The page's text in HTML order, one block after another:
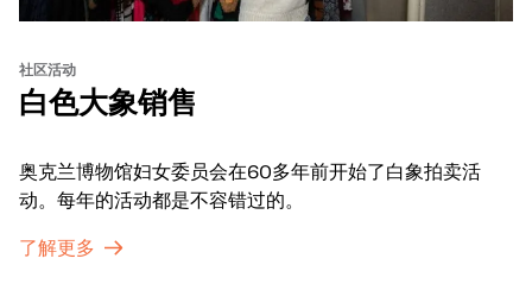
社区活动
白色大象销售
奥克兰博物馆妇女委员会在60多年前开始了白象拍卖活
动。每年的活动都是不容错过的。
了解更多